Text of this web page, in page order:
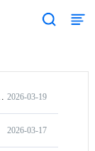
2026-03-19
2026-03-17